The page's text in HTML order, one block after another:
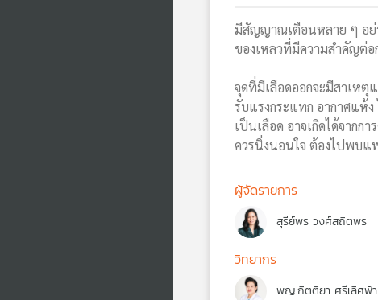
มีสัญญาณเตือนหลาย ๆ อย่
ของเหลวที่มีความสำคัญต่
จุดที่มีเลือดออกจะมีสาเหตุ
รับแรงกระแทก อากาศแห้
เป็นเลือด อาจเกิดได้จากก
ควรนิ่งนอนใจ ต้องไปพบแ
ผู้จัดรายการ
สุรีย์พร วงศ์สถิตพร
วิทยากร
พญ.กิตติยา ศรีเลิศฟ้า